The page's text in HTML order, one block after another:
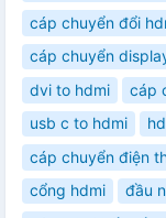
cáp chuyển đổi
cáp chuyển
dvi to hdmi
cáp
usb c to hdmi
cáp chuyển điện
cổng hdmi
đầu